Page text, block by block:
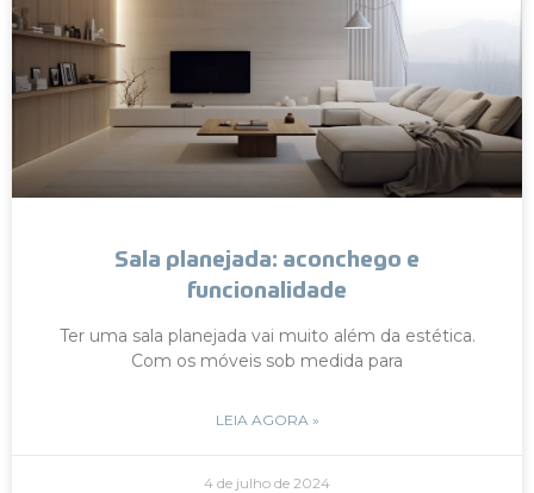
Sala planejada: aconchego e
funcionalidade
Ter uma sala planejada vai muito além da estética.
Com os móveis sob medida para
LEIA AGORA »
4 de julho de 2024